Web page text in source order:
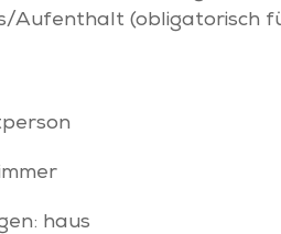
Aufenthalt (obligatorisch
haus